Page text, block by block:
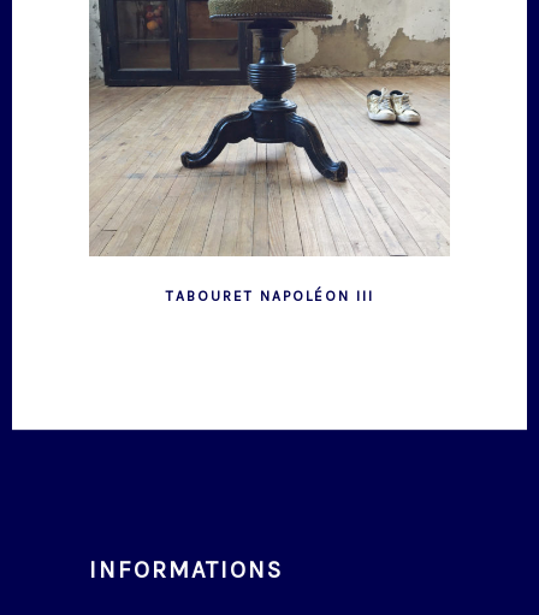
TABOURET NAPOLÉON III
INFORMATIONS